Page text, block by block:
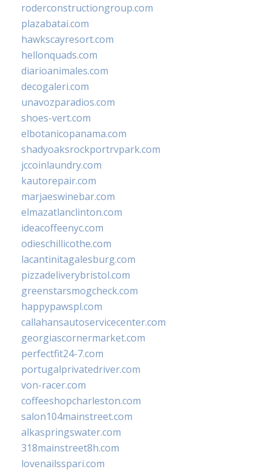
roderconstructiongroup.com
plazabatai.com
hawkscayresort.com
hellonquads.com
diarioanimales.com
decogaleri.com
unavozparadios.com
shoes-vert.com
elbotanicopanama.com
shadyoaksrockportrvpark.com
jccoinlaundry.com
kautorepair.com
marjaeswinebar.com
elmazatlanclinton.com
ideacoffeenyc.com
odieschillicothe.com
lacantinitagalesburg.com
pizzadeliverybristol.com
greenstarsmogcheck.com
happypawspl.com
callahansautoservicecenter.com
georgiascornermarket.com
perfectfit24-7.com
portugalprivatedriver.com
von-racer.com
coffeeshopcharleston.com
salon104mainstreet.com
alkaspringswater.com
318mainstreet8h.com
lovenailsspari.com